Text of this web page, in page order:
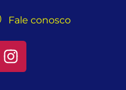
Fale conosco